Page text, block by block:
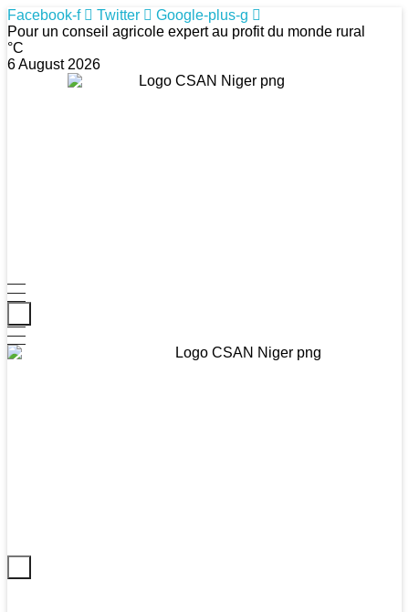
Facebook-f Twitter
Google-plus-g
Pour un conseil agricole expert au profit du monde rural
°C
6 August 2026